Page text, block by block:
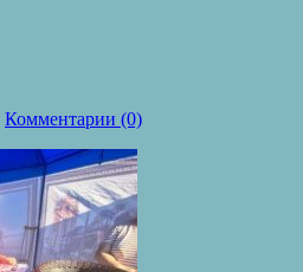
Комментарии (0)